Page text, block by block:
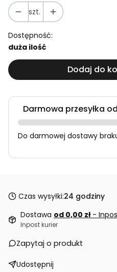
szt.
Dostępność:
duża ilość
Dodaj do
Darmowa przesyłka
Do darmowej dostawy
Czas wysyłki:24 godziny
Dostawa od 0,00 zł -
Inpost kurier
Zapytaj o produkt
Udostępnij